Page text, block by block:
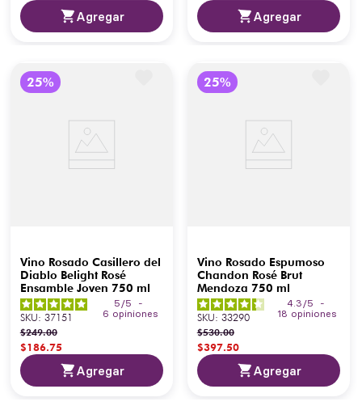
Agregar Agregar
Vino Rosado Casillero del
Diablo Belight Rosé
Ensamble Joven 750 ml
5 /5
-
6 opiniones
SKU: 37151
$249.00
$186.75
Agregar
Vino Rosado Espumoso
Chandon Rosé Brut
Mendoza 750 ml
4.3 /5
-
18 opiniones
SKU: 33290
$530.00
$397.50
Agregar